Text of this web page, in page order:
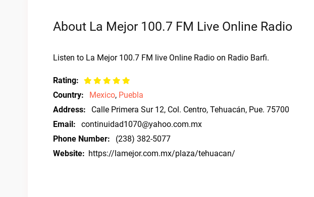
About La Mejor 100.7 FM Live Online Radio
Listen to La Mejor 100.7 FM live Online Radio on Radio Barfi.
Rating:
Country:
Mexico, Puebla
Address:
Calle Primera Sur 12, Col. Centro, Tehuacán, Pue. 75700
Email:
continuidad1070@yahoo.com.mx
Phone Number:
(238) 382-5077
Website: https://lamejor.com.mx/plaza/tehuacan/